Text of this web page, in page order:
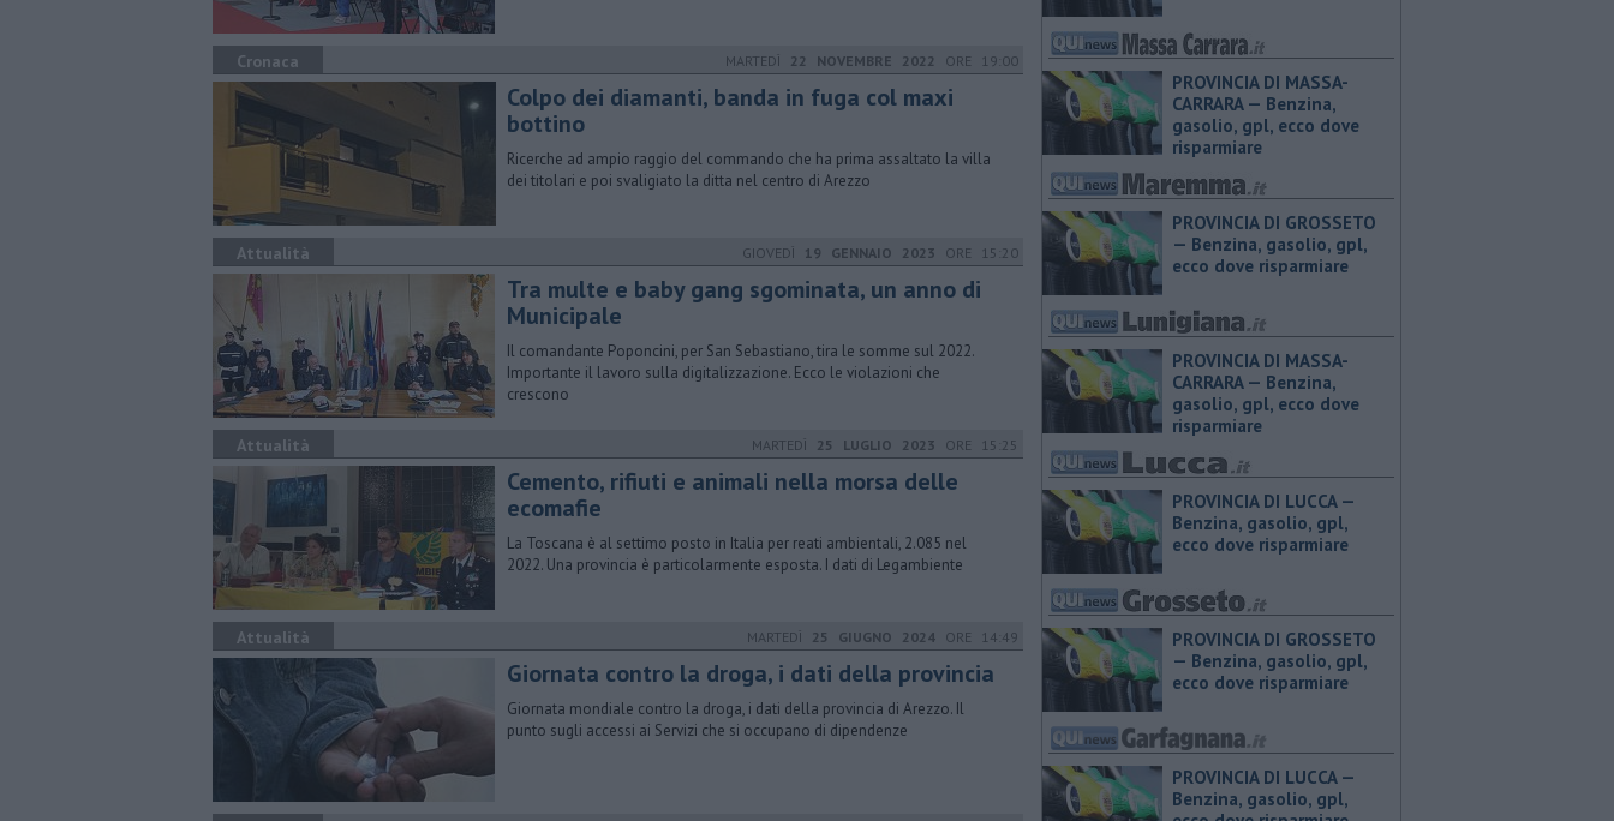
Cronaca MARTEDÌ 22 NOVEMBRE 2022 ORE 19:00
Colpo dei diamanti, banda in fuga col maxi
bottino
Ricerche ad ampio raggio del commando che ha prima assaltato la villa
dei titolari e poi svaligiato la ditta nel centro di Arezzo
Attualità GIOVEDÌ 19 GENNAIO 2023 ORE 15:20
Tra multe e baby gang sgominata, un anno di
Municipale
Il comandante Poponcini, per San Sebastiano, tira le somme sul 2022.
Importante il lavoro sulla digitalizzazione. Ecco le violazioni che
crescono
Attualità MARTEDÌ 25 LUGLIO 2023 ORE 15:25
Cemento, rifiuti e animali nella morsa delle
ecomafie
La Toscana è al settimo posto in Italia per reati ambientali, 2.085 nel
2022. Una provincia è particolarmente esposta. I dati di Legambiente
Attualità MARTEDÌ 25 GIUGNO 2024 ORE 14:49
​Giornata contro la droga, i dati della provincia
Giornata mondiale contro la droga, i dati della provincia di Arezzo. Il
punto sugli accessi ai Servizi che si occupano di dipendenze
PROVINCIA DI MASSA-
CARRARA — ​Benzina,
gasolio, gpl, ecco dove
risparmiare
PROVINCIA DI GROSSETO
— ​Benzina, gasolio, gpl,
ecco dove risparmiare
PROVINCIA DI MASSA-
CARRARA — ​Benzina,
gasolio, gpl, ecco dove
risparmiare
PROVINCIA DI LUCCA — ​
Benzina, gasolio, gpl,
ecco dove risparmiare
PROVINCIA DI GROSSETO
— ​Benzina, gasolio, gpl,
ecco dove risparmiare
PROVINCIA DI LUCCA — ​
Benzina, gasolio, gpl,